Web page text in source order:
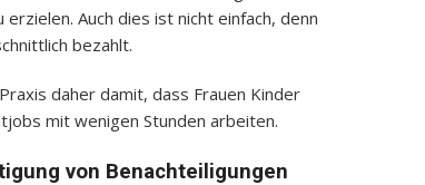
Auch dies ist nicht einfach, denn
bezahlt.
daher damit, dass Frauen Kinder
mit wenigen Stunden arbeiten.
von Benachteiligungen